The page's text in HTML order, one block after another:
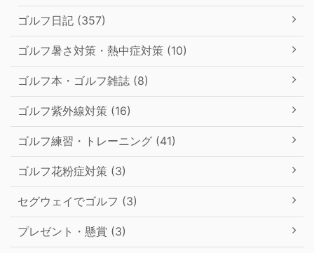
ゴルフ日記 (357)
ゴルフ暑さ対策・熱中症対策 (10)
ゴルフ本・ゴルフ雑誌 (8)
ゴルフ紫外線対策 (16)
ゴルフ練習・トレーニング (41)
ゴルフ花粉症対策 (3)
セグウェイでゴルフ (3)
プレゼント・懸賞 (3)